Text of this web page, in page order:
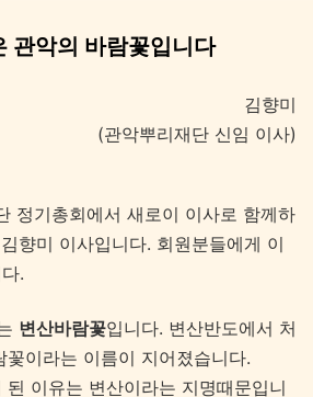
관악의 바람꽃입니다
김향미
(관악뿌리재단 신임 이사)
정기총회에서 새로이 이사로 함께하
향미 이사입니다. 회원분들에게 이
.
변산바람꽃입니다. 변산반도에서 처
이라는 이름이 지어졌습니다.
된 이유는 변산이라는 지명때문입니